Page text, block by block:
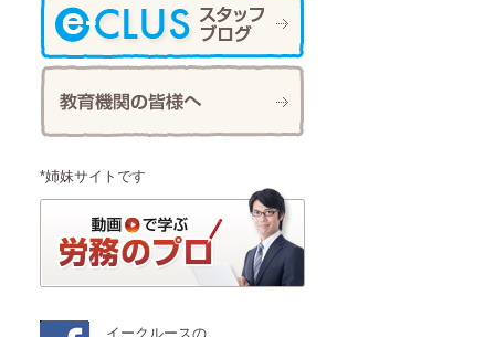
*姉妹サイトです
イークルースの